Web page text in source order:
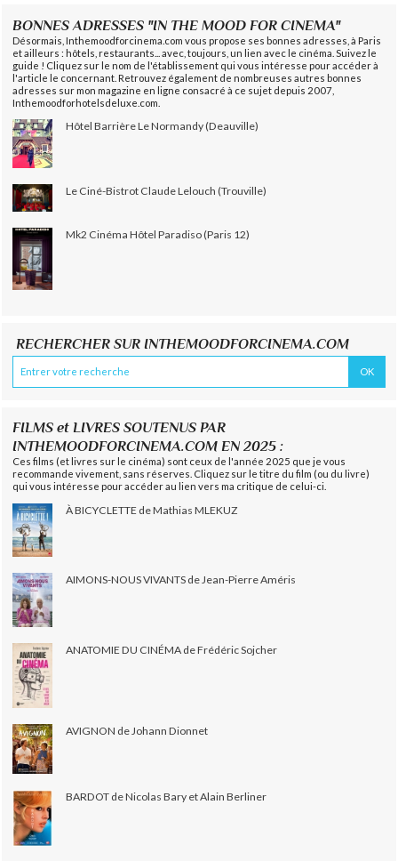
BONNES ADRESSES "IN THE MOOD FOR CINEMA"
Désormais, Inthemoodforcinema.com vous propose ses bonnes adresses, à Paris
et ailleurs : hôtels, restaurants... avec, toujours, un lien avec le cinéma. Suivez le
guide ! Cliquez sur le nom de l'établissement qui vous intéresse pour accéder à
l'article le concernant. Retrouvez également de nombreuses autres bonnes
adresses sur mon magazine en ligne consacré à ce sujet depuis 2007,
Inthemoodforhotelsdeluxe.com.
Hôtel Barrière Le Normandy (Deauville)
Le Ciné-Bistrot Claude Lelouch (Trouville)
Mk2 Cinéma Hôtel Paradiso (Paris 12)
RECHERCHER SUR INTHEMOODFORCINEMA.COM
FILMS et LIVRES SOUTENUS PAR
INTHEMOODFORCINEMA.COM EN 2025 :
Ces films (et livres sur le cinéma) sont ceux de l'année 2025 que je vous
recommande vivement, sans réserves. Cliquez sur le titre du film (ou du livre)
qui vous intéresse pour accéder au lien vers ma critique de celui-ci.
À BICYCLETTE de Mathias MLEKUZ
AIMONS-NOUS VIVANTS de Jean-Pierre Améris
ANATOMIE DU CINÉMA de Frédéric Sojcher
AVIGNON de Johann Dionnet
BARDOT de Nicolas Bary et Alain Berliner